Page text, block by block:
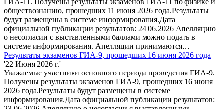
ГИА-11. Получены результаты экзаменов ГИА-11 по физике и
обществознанию, прошедших 11 июня 2026 года.Результаты
будут размещены в системе информирования.Дата
официальной публикации результатов: 24.06.2026 Апелляцию
о несогласии с выставленными баллами можно подать в
системе информирования. Апелляции принимаются…
Результаты экзаменов ГИА-9, прошедших 16 июня 2026 года
'22 Июня 2026 г.'
Уважаемые участники основного периода проведения ГИА-9.
Получены результаты экзаменов ГИА-9, прошедших 16 июня
2026 года.Результаты будут размещены в системе
информирования.Дата официальной публикации результатов: